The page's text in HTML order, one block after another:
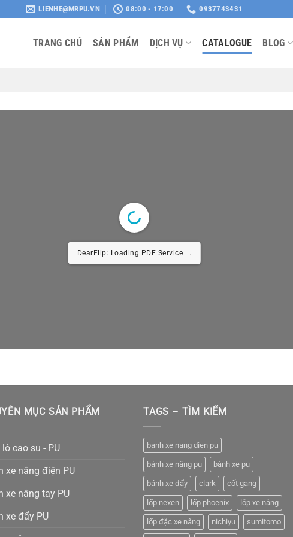
LIENHE@MRPU.VN 08:00 - 17:00 0937743431
TRANG CHỦ SẢN PHẨM DỊCH VỤ CATALOGUE BLOG
DearFlip: Loading PDF Service ...
MỤC SẢN PHẨM
lô cao su - PU
xe nâng điện PU
xe nâng tay PU
xe đẩy PU
TAGS – TÌM KIẾM
banh xe nang dien pu
bánh xe nâng pu bánh xe pu
bánh xe đẩy clark cốt gang
lốp nexen lốp phoenix lốp xe nâng
lốp đặc xe nâng nichiyu sumitomo